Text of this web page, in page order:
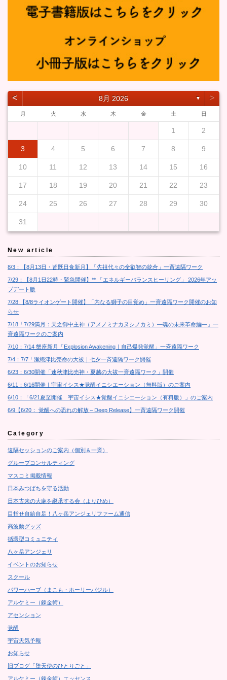
˂ 8月 2026 ▼ ˃
月 火 水 木 金 土 日
1 2
3 4 5 6 7 8 9
10 11 12 13 14 15 16
17 18 19 20 21 22 23
24 25 26 27 28 29 30
31
New article
8/3：【8月13日・皆既日食新月】「先祖代々の全叡智の統合」一斉遠隔ワーク
7/29：【8月1日22時・緊急開催】** 「エネルギーバランスヒーリング」 2026年アッ
プデート版
7/28:【8/8ライオンゲート開催】「内なる獅子の目覚め」一斉遠隔ワーク開催のお知
らせ
7/18「7/29満月：天之御中主神（アメノミナカヌシノカミ）―魂の未来革命編―」一
斉遠隔ワークのご案内
7/10：7/14 蟹座新月「Explosion Awakening｜自己爆発覚醒」一斉遠隔ワーク
7/4：7/7「瀬織津比売命の大祓｜七夕一斉遠隔ワーク開催
6/23：6/30開催「速秋津比売神・夏越の大祓一斉遠隔ワーク」開催
6/11：6/16開催｜宇宙イシス★覚醒イニシエーション（無料版）のご案内
6/10：「6/21夏至開催 宇宙イシス★覚醒イニシエーション（有料版）」のご案内
6/9【6/20： 覚醒への恐れの解放～Deep Release】一斉遠隔ワーク開催
Category
遠隔セッションのご案内（個別＆一斉）
グループコンサルティング
マスコミ掲載情報
日本みつばちを守る活動
日本古来の大麻を継承する会（よりひめ）
目指せ自給自足！八ヶ岳アンジェリファーム通信
高波動グッズ
循環型コミュニティ
八ヶ岳アンジェリ
イベントのお知らせ
スクール
パワーハーブ（まこも・ホーリーバジル）
アルケミー（錬金術）
アセンション
覚醒
宇宙天気予報
お知らせ
旧ブログ「堕天使のひとりごと」
アルケミー（錬金術）エッセンス